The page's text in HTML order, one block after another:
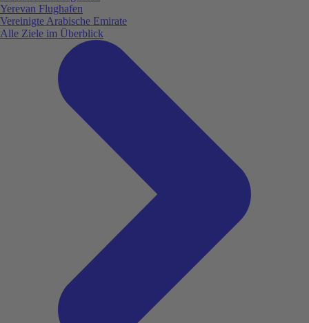
Yerevan Flughafen
Vereinigte Arabische Emirate
Alle Ziele im Überblick